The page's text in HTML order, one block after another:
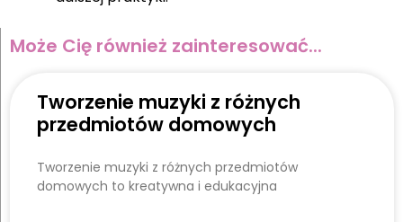
Może Cię również zainteresować...
Tworzenie muzyki z różnych
przedmiotów domowych
Tworzenie muzyki z różnych przedmiotów
domowych to kreatywna i edukacyjna